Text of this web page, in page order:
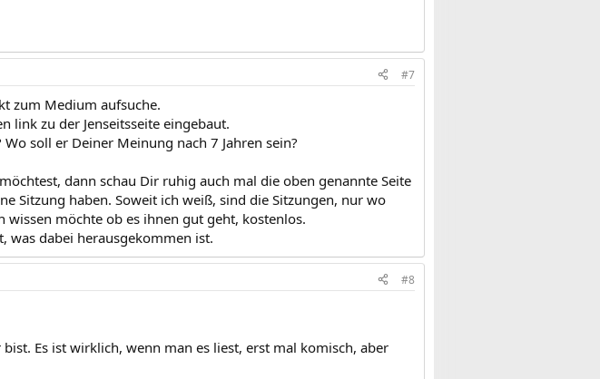
#7
zum Medium aufsuche.
link zu der Jenseitsseite eingebaut.
soll er Deiner Meinung nach 7 Jahren sein?
dann schau Dir ruhig auch mal die oben genannte Seite
Sitzung haben. Soweit ich weiß, sind die Sitzungen, nur wo
wissen möchte ob es ihnen gut geht, kostenlos.
was dabei herausgekommen ist.
#8
Es ist wirklich, wenn man es liest, erst mal komisch, aber